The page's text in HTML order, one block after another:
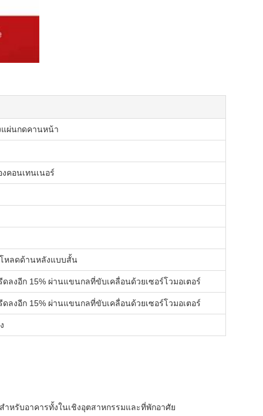
ผ่นกดคานหน้า
คอนเทนเนอร์
หลดด้านหลังแบบสั้น
ดลงอีก 15% ผ่านแขนกลที่ขับเคลื่อนด้วยเซอร์โวมอเตอร์
ดลงอีก 15% ผ่านแขนกลที่ขับเคลื่อนด้วยเซอร์โวมอเตอร์
หรับอาคารทั้งในเชิงอุตสาหกรรมและที่พักอาศัย